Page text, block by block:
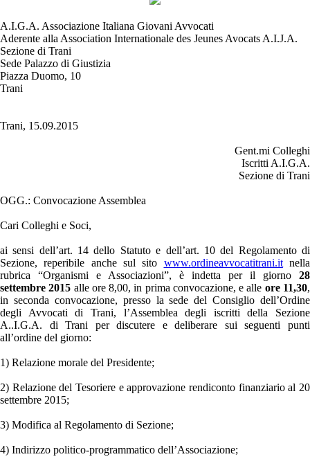
A.I.G.A. Associazione Italiana Giovani Avvocati
Aderente alla Association Internationale des Jeunes Avocats A.I.J.A.
Sezione di Trani
Sede Palazzo di Giustizia
Piazza Duomo, 10
Trani
Trani, 15.09.2015
Gent.mi Colleghi
Iscritti A.I.G.A.
Sezione di Trani
OGG.: Convocazione Assemblea
Cari Colleghi e Soci,
ai sensi dell’art. 14 dello Statuto e dell’art. 10 del Regolamento di
Sezione, reperibile anche sul sito www.ordineavvocatitrani.itnella
rubrica “Organismi e Associazioni”, è indetta per il giorno 28
settembre 2015 alle ore 8,00, in prima convocazione, e alle ore 11,30,
in seconda convocazione, presso la sede del Consiglio dell’Ordine
degli Avvocati di Trani, l’Assemblea degli iscritti della Sezione
A..I.G.A. di Trani per discutere e deliberare sui seguenti punti
all’ordine del giorno:
1) Relazione morale del Presidente;
2) Relazione del Tesoriere e approvazione rendiconto finanziario al 20
settembre 2015;
3) Modifica al Regolamento di Sezione;
4) Indirizzo politico-programmatico dell’Associazione;